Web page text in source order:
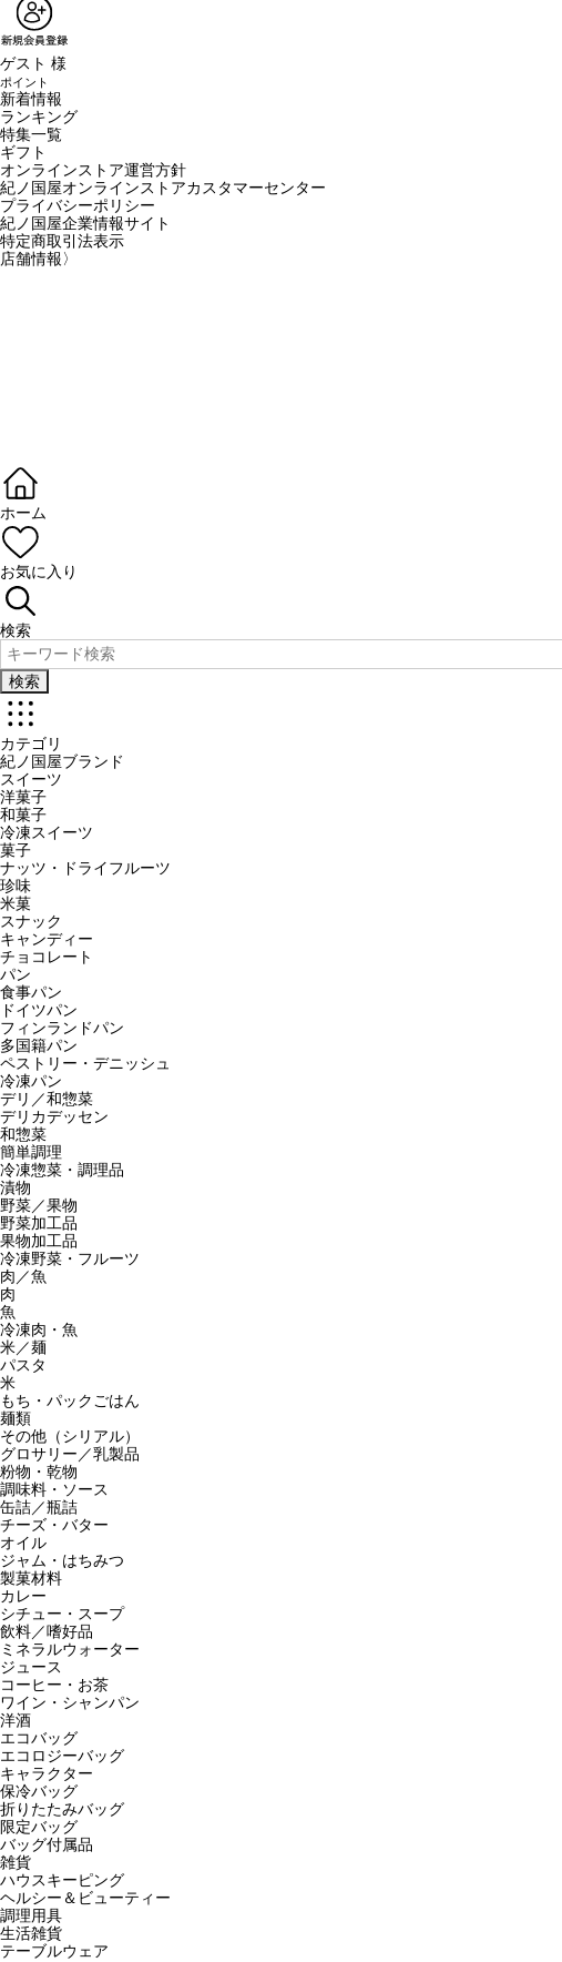
ゲスト 様
ポイント
新着情報
ランキング
特集一覧
ギフト
オンラインストア運営方針
紀ノ国屋オンラインストアカスタマーセンター
プライバシーポリシー
紀ノ国屋企業情報サイト
特定商取引法表示
店舗情報〉
ホーム
お気に入り
検索
検索
カテゴリ
紀ノ国屋ブランド
スイーツ
洋菓子
和菓子
冷凍スイーツ
菓子
ナッツ・ドライフルーツ
珍味
米菓
スナック
キャンディー
チョコレート
パン
食事パン
ドイツパン
フィンランドパン
多国籍パン
ペストリー・デニッシュ
冷凍パン
デリ／和惣菜
デリカデッセン
和惣菜
簡単調理
冷凍惣菜・調理品
漬物
野菜／果物
野菜加工品
果物加工品
冷凍野菜・フルーツ
肉／魚
肉
魚
冷凍肉・魚
米／麺
パスタ
米
もち・パックごはん
麺類
その他（シリアル）
グロサリー／乳製品
粉物・乾物
調味料・ソース
缶詰／瓶詰
チーズ・バター
オイル
ジャム・はちみつ
製菓材料
カレー
シチュー・スープ
飲料／嗜好品
ミネラルウォーター
ジュース
コーヒー・お茶
ワイン・シャンパン
洋酒
エコバッグ
エコロジーバッグ
キャラクター
保冷バッグ
折りたたみバッグ
限定バッグ
バッグ付属品
雑貨
ハウスキーピング
ヘルシー＆ビューティー
調理用具
生活雑貨
テーブルウェア